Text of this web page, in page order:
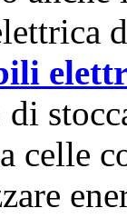
celle